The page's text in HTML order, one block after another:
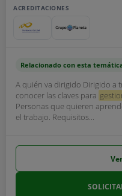
ACREDITACIONES
Relacionado con esta
A quién va dirigido Dirigido a
conocer las claves para
Personas que quieren
el trabajo. Requisitos...